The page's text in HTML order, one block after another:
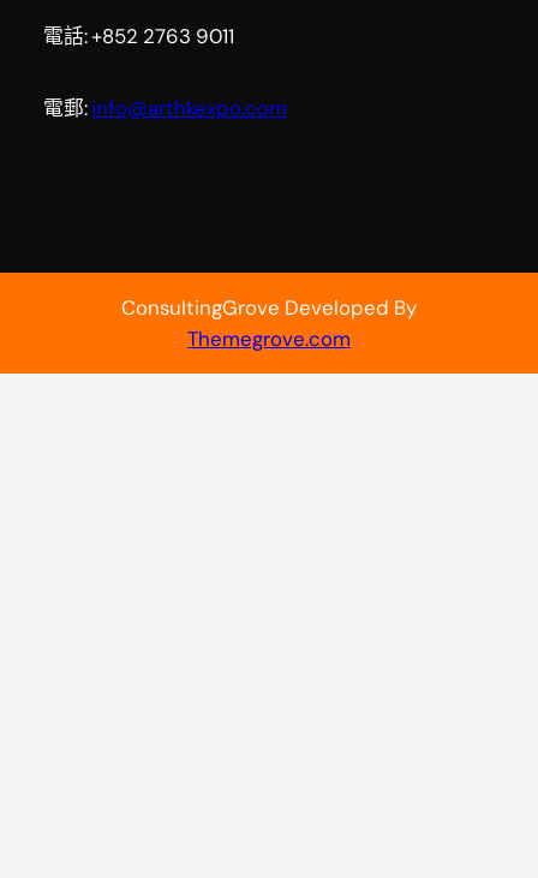
電話:+852 2763 9011
電郵:info@arthkexpo.com
ConsultingGrove Developed By
Themegrove.com